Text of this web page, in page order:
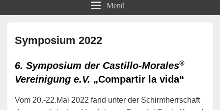
Menü
Symposium 2022
6. Symposium der Castillo-Morales®
Vereinigung e.V. „Compartir la vida“
Vom 20.-22.Mai 2022 fand unter der Schirmherrschaft
Seitenleisten-
Widgetbereich